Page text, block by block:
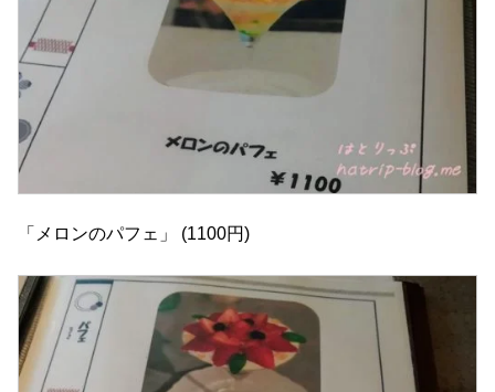
「メロンのパフェ」 (1100円)